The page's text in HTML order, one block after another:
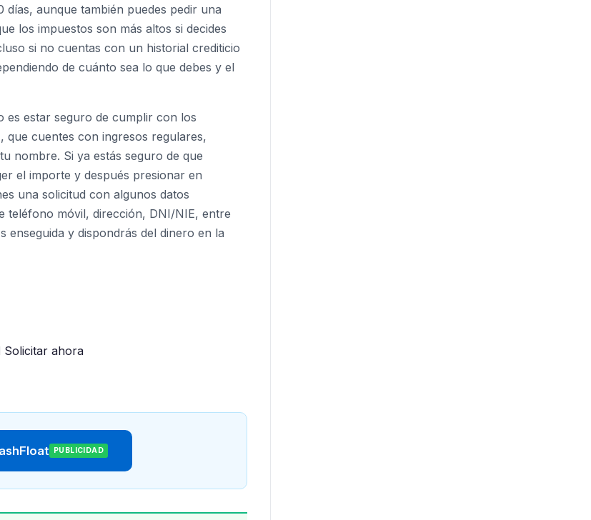
aunque también puedes pedir una
los impuestos son más altos si decides
si no cuentas con un historial crediticio
de cuánto sea lo que debes y el
es estar seguro de cumplir con los
que cuentes con ingresos regulares,
nombre. Si ya estás seguro de que
el importe y después presionar en
una solicitud con algunos datos
teléfono móvil, dirección, DNI/NIE, entre
y dispondrás del dinero en la
Solicitar ahora
PUBLICIDAD